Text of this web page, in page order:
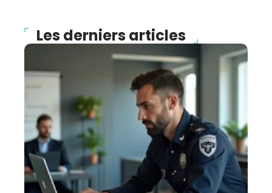
Les derniers articles